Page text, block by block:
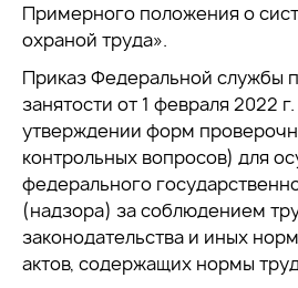
Примерного положения о
охраной труда».
Приказ Федеральной службы
занятости от 1 февраля 2022
утверждении форм
контрольных вопросов) для
федерального
(надзора) за соблюдением
законодательства и иных
актов, содержащих нормы